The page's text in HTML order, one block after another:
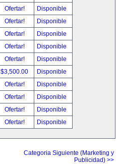
Ofertar!
Disponible
Ofertar!
Disponible
Ofertar!
Disponible
Ofertar!
Disponible
Ofertar!
Disponible
$3,500.00
Disponible
Ofertar!
Disponible
Ofertar!
Disponible
Ofertar!
Disponible
Ofertar! Disponible
Categoria Siguiente (Marketing y
Publicidad) >>